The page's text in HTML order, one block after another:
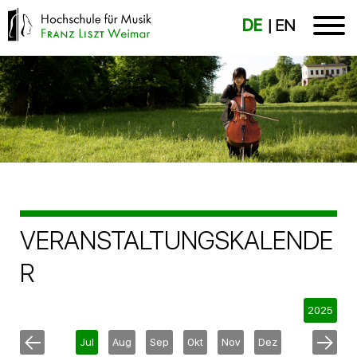
DE EN
VERANSTALTUNGSKALENDE
R
Jul Aug Sep Okt Nov Dez
2025